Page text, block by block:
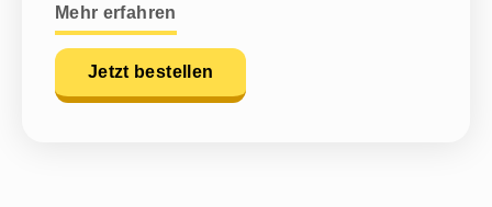
Mehr erfahren
Jetzt bestellen